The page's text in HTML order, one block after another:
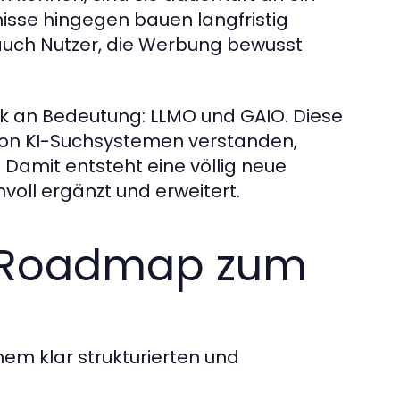
hingegen bauen langfristig
Nutzer, die Werbung bewusst
Bedeutung: LLMO und GAIO. Diese
KI-Suchsystemen verstanden,
entsteht eine völlig neue
ergänzt und erweitert.
zum
klar strukturierten und